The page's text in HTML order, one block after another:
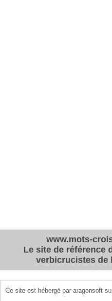
www.mots-
Le site de référence
verbicrucistes de